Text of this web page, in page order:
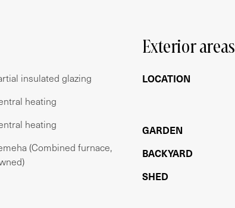
met een achterom
samengesteld. Onzerzijds wordt geen
insulated glazing
heating
heating
(Combined furnace,
Exterior areas
LOCATION
GARDEN
BACKYARD
SHED